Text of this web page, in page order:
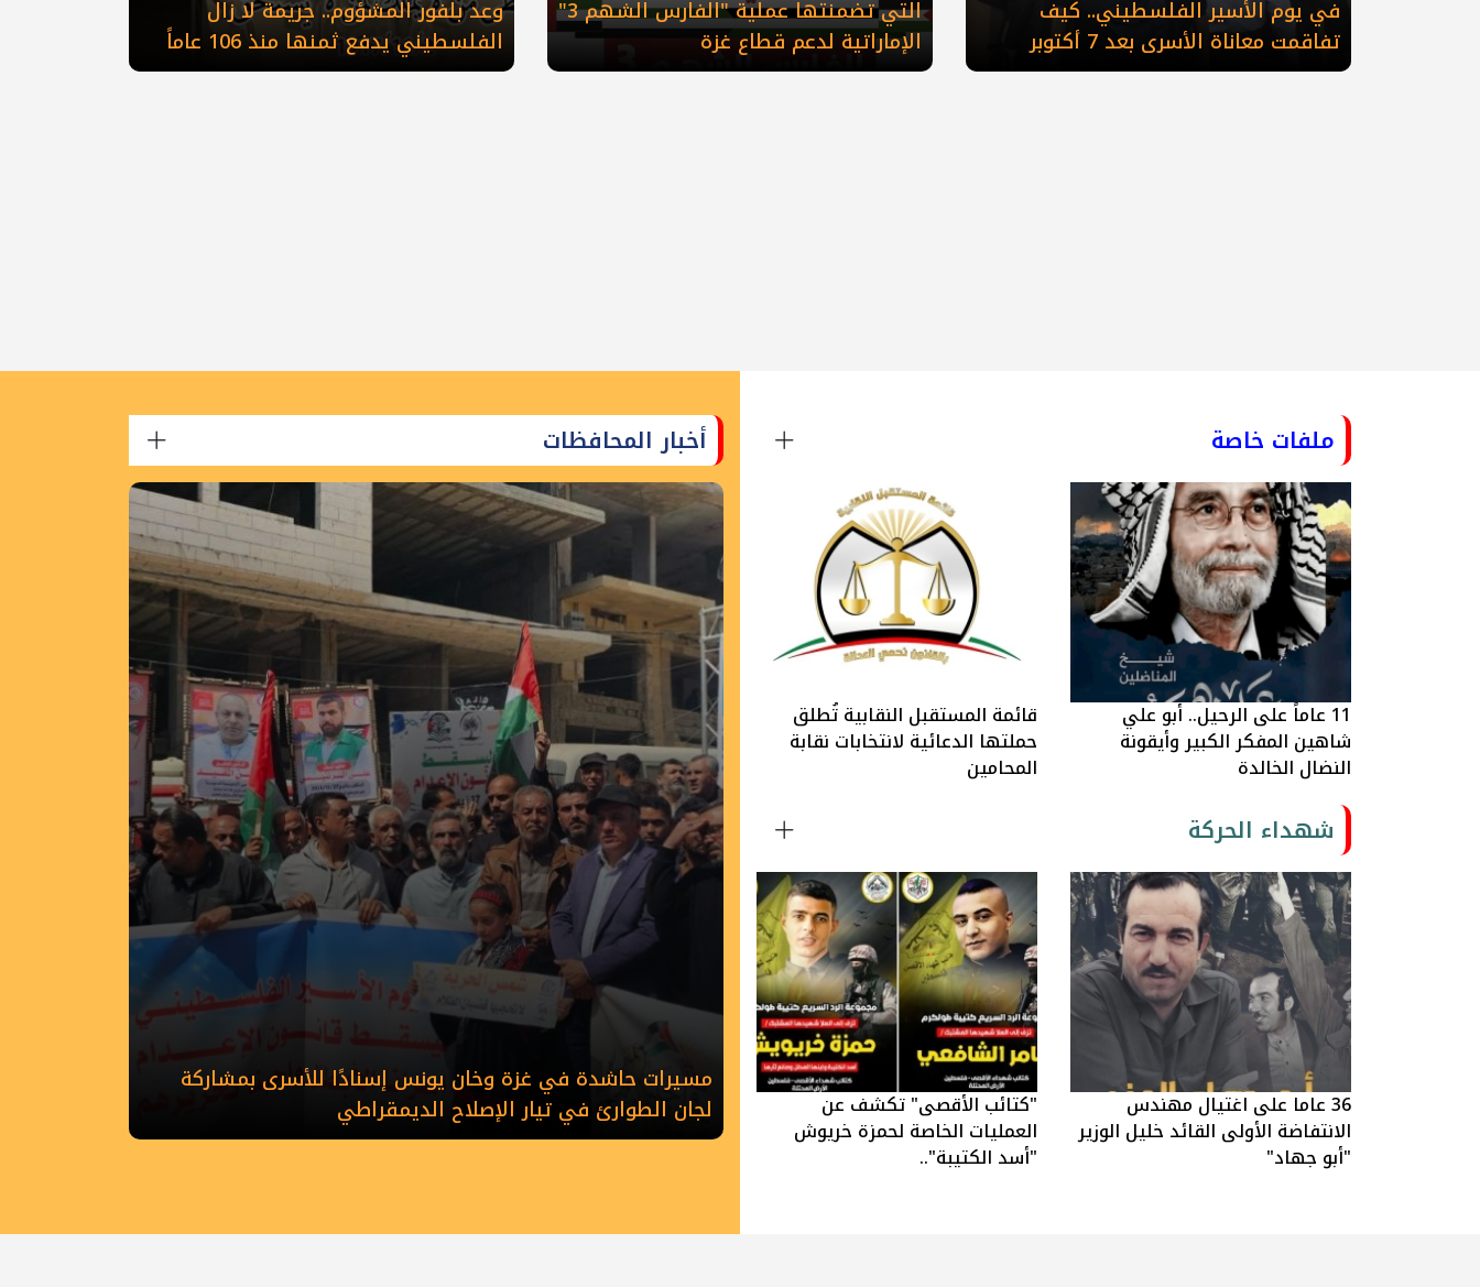
في يوم الأسير الفلسطيني.. كيف
تفاقمت معاناة الأسرى بعد 7 أكتوبر
التي تضمنتها عملية "الفارس الشهم 3"
الإماراتية لدعم قطاع غزة
وعد بلفور المشؤوم.. جريمة لا زال
الفلسطيني يدفع ثمنها منذ 106 عاماً
ملفات خاصة
11 عاماً على الرحيل.. أبو علي
شاهين المفكر الكبير وأيقونة
النضال الخالدة
قائمة المستقبل النقابية تُطلق
حملتها الدعائية لانتخابات نقابة
المحامين
شهداء الحركة
36 عاما على اغتيال مهندس
الانتفاضة الأولى القائد خليل الوزير
"أبو جهاد"
"كتائب الأقصى" تكشف عن
العمليات الخاصة لحمزة خريوش
"أسد الكتيبة"..
أخبار المحافظات
مسيرات حاشدة في غزة وخان يونس إسنادًا للأسرى بمشاركة
لجان الطوارئ في تيار الإصلاح الديمقراطي